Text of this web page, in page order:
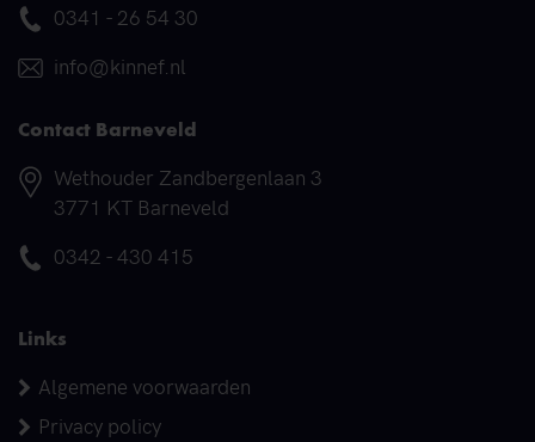
Telefoonnummer
0341 - 26 54 30
E-mail
info@kinnef.nl
Contact Barneveld
Adres
Wethouder Zandbergenlaan 3
3771 KT Barneveld
Telefoonnummer
0342 - 430 415
Links
Algemene voorwaarden
Privacy policy